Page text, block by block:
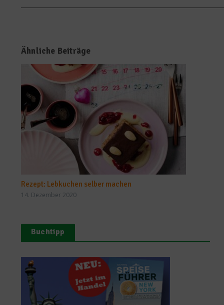
Ähnliche Beiträge
Rezept: Lebkuchen selber machen
14. Dezember 2020
Buchtipp